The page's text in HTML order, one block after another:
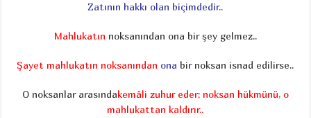
Zatının hakkı olan biçimdedir..
Mahlukatın noksanından ona bir şey gelmez..
Şayet mahlukatın noksanından ona bir noksan isnad edilirse..
O noksanlar arasındakemâli zuhur eder; noksan hükmünü, o
mahlukattan kaldırır..